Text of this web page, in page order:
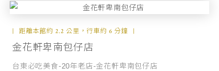
距離本館約 2.2 公里，行車約 6 分鐘
金花軒卑南包仔店
台東必吃美食-20年老店-金花軒卑南包仔店